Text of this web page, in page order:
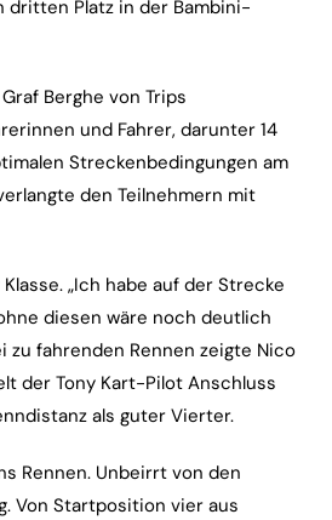
dritten Platz in der Bambini-
Berghe von Trips
und Fahrer, darunter 14
Streckenbedingungen am
den Teilnehmern mit
„Ich habe auf der Strecke
diesen wäre noch deutlich
zu fahrenden Rennen zeigte Nico
der Tony Kart-Pilot Anschluss
als guter Vierter.
Rennen. Unbeirrt von den
Von Startposition vier aus